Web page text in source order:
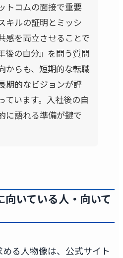
トコムの面接で重要
キルの証明とミッシ
感を両立させることで
後の自分』を問う質問
からも、短期的な転職
期的なビジョンが評
ています。入社後の自
に語れる準備が鍵で
いている人・向いて
る人物像は、公式サイト